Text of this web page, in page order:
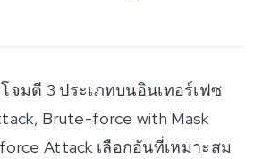
มตี 3 ประเภทบนอินเทอร์เฟซ
Brute-force with Mask
Attack เลือกอันที่เหมาะสม